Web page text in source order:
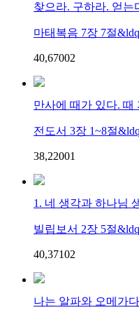
찾으라. 구하라. 얻는
마태복음 7장 7절
40,67002
만사에 때가 있다. 때
전도서 3장 1~8절
38,22001
1. 네 생각과 하나님
빌립보서 2장 5절
40,37102
나는 알파와 오메가다